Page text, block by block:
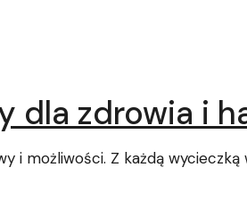
dla zdrowia i
możliwości. Z każdą wycieczką